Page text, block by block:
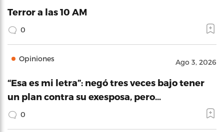
Terror a las 10 AM
0
Opiniones Ago 3, 2026
“Esa es mi letra”: negó tres veces bajo tener
un plan contra su exesposa, pero…
0